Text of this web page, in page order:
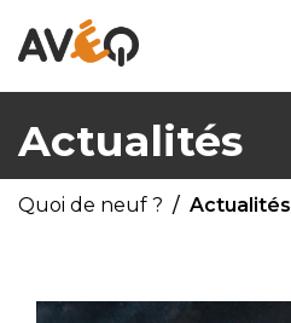
Actualités
Quoi de neuf ? Actualités